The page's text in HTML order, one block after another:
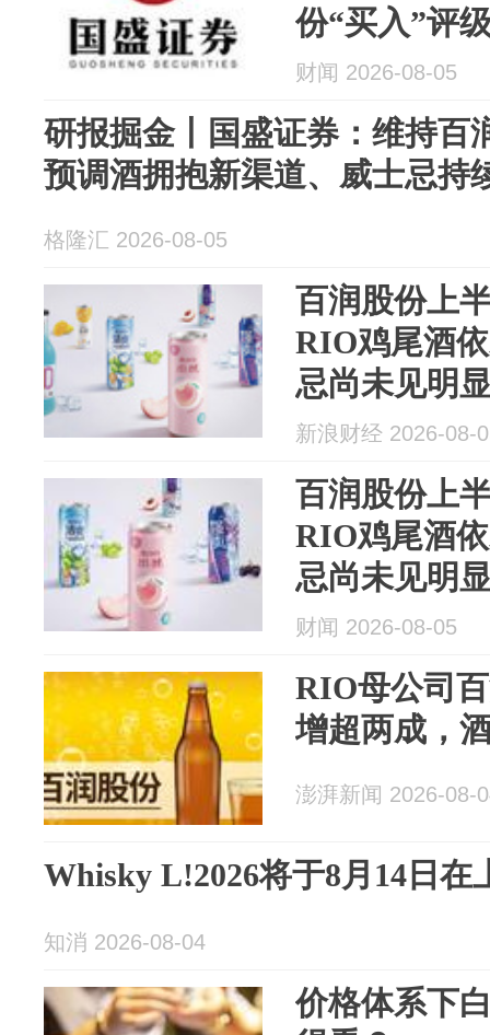
份“买入”评
财闻 2026-08-05
研报掘金丨国盛证券：维持百
预调酒拥抱新渠道、威士忌持
格隆汇 2026-08-05
百润股份上
RIO鸡尾酒
忌尚未见明
新浪财经 2026-08-
百润股份上
RIO鸡尾酒
忌尚未见明
财闻 2026-08-05
RIO母公司
增超两成，
澎湃新闻 2026-08-
Whisky L!2026将于8月14日在
知消 2026-08-04
价格体系下